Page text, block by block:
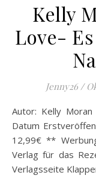
Kelly
Love-
Jenny26 /
Autor: Kelly Moran Verlag: KYSS Verlag, Rowohlt Polaris
Datum
12,99€ **
Verlag für das
Verlagsseite